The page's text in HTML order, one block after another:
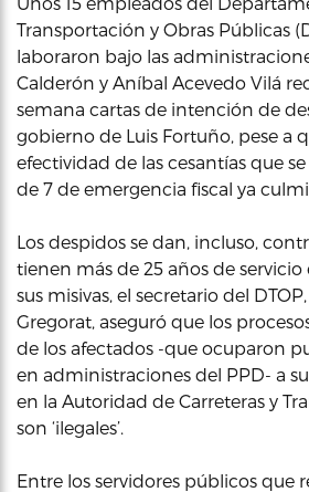
Transportación y Obras Públicas
laboraron bajo las
Calderón y Aníbal Acevedo Vilá
semana cartas de intención de
gobierno de Luis Fortuño, pese a
efectividad de las cesantías que
de 7 de emergencia fiscal ya
Los despidos se dan, incluso,
tienen más de 25 años de
sus misivas, el secretario del
Gregorat, aseguró que los
de los afectados -que ocuparon
en administraciones del PPD- a
en la Autoridad de Carreteras y
son ‘ilegales’.
Entre los servidores públicos que